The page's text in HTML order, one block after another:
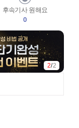
후속기사 원해요
0
1/2